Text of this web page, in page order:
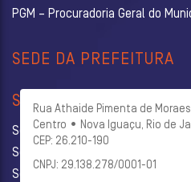
PGM – Procuradoria Geral do
SEDE DA PREFEITURA
Rua Athaide Pimenta de
Centro • Nova Iguaçu, Rio de
CEP: 26.210-190
CNPJ: 29.138.278/0001-01
SECRETARIAS
Secretaria Municipal de
Secretaria Municipal de
Secretaria Municipal de